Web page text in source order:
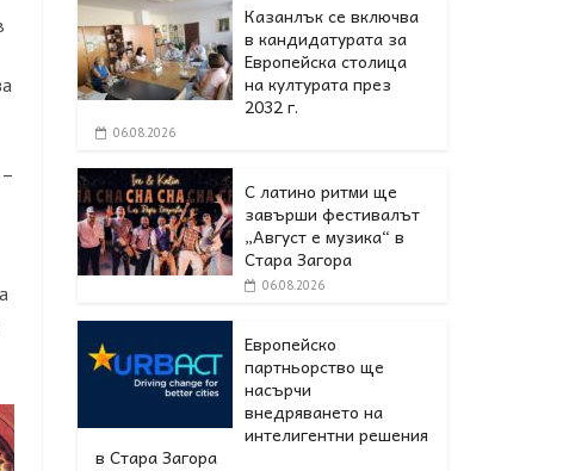
Казанлък се включва
в кандидатурата за
Европейска столица
на културата през
2032 г.
06.08.2026
С латино ритми ще
завърши фестивалът
„Август е музика“ в
Стара Загора
06.08.2026
Европейско
партньорство ще
насърчи
внедряването на
интелигентни решения
в Стара Загора